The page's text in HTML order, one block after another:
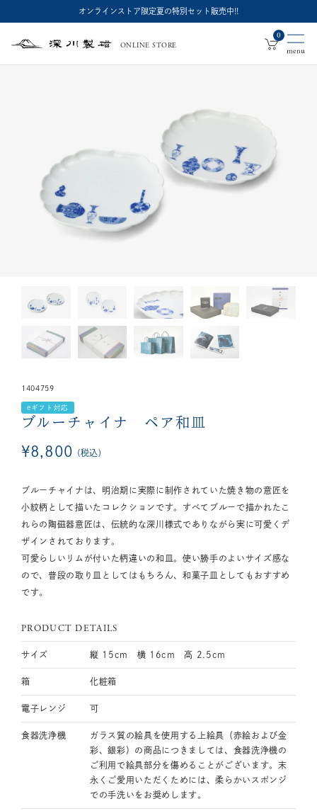
オンラインストア限定夏の特別セット販売中!!
深
ONLINE STORE
0
1404759
eギフト対応
ブルーチャイナ ペア和皿
¥8,800 税込
ブルーチャイナは、明治期に実際に制作されていた焼き物の意匠を
小紋柄として描いたコレクションです。すべてブルーで描かれたこ
れらの陶磁器意匠は、伝統的な深川様式でありながら実に可愛くデ
ザインされております。
可愛らしいリムが付いた柄違いの和皿。使い勝手のよいサイズ感な
ので、普段の取り皿としてはもちろん、和菓子皿としてもおすすめ
です。
PRODUCT DETAILS
サイズ 縦 15cm 横 16cm 高 2.5cm
箱 化粧箱
電子レンジ 可
食器洗浄機
ガラス質の絵具を使用する上絵具（赤絵および金
彩、銀彩）の商品につきましては、食器洗浄機の
ご利用で絵具部分を傷めることがございます。末
永くご愛用いただくためには、柔らかいスポンジ
での手洗いをお奨めします。